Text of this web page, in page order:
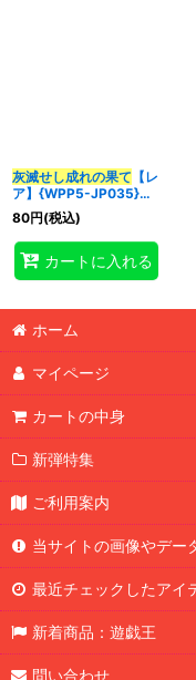
カテゴリ:
特集:
灰滅せし成れの果て 【レ
ア】{WPP5-JP035}
《融合》
80円(税込)
カートに入れる
ホーム
マイページ
カートの中身
新弾特集
ご利用案内
当サイトの画像やデー
最近チェックしたアイ
新着商品：遊戯王
問い合わせ